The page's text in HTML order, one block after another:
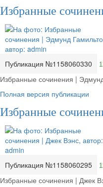
Избранные
Публикация №1158060330
Избранные сочинения |
Полная версия публикации
Избранные
Публикация №1158060295
Избранные сочинения | Джек